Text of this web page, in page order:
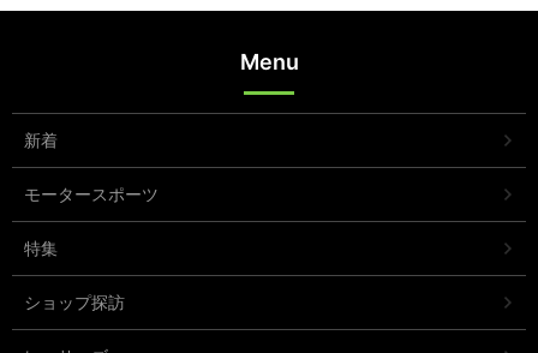
Menu
新着
モータースポーツ
特集
ショップ探訪